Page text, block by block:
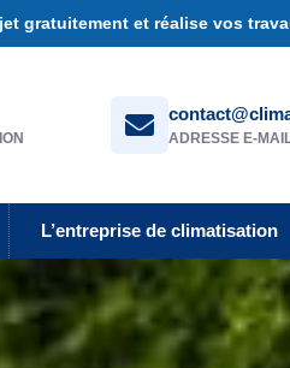
gratuitement et réalise vos
ADRESSE E-
L’entreprise de climatisation